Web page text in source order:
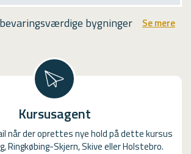
bygninger Se mere
Kursusagent
når der oprettes nye hold på dette kursus
Ringkøbing-Skjern, Skive eller Holstebro.